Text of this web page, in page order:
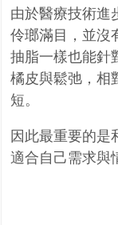
由於醫療技術進
伶瑯滿目，並沒
抽脂一樣也能針
橘皮與鬆弛，相
短。
因此最重要的是
適合自己需求與